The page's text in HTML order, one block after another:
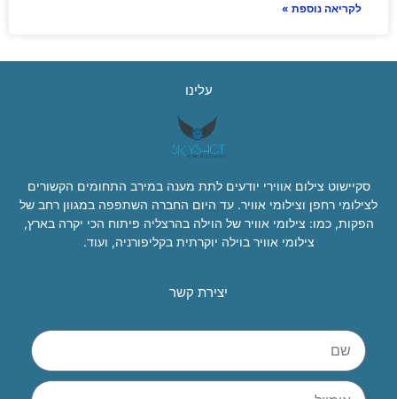
לקריאה נוספת »
עלינו
סקיישוט צילום אווירי יודעים לתת מענה במירב התחומים הקשורים
לצילומי רחפן וצילומי אוויר. עד היום החברה השתפפה במגוון רחב של
הפקות, כמו: צילומי אוויר של הוילה בהרצליה פיתוח הכי יקרה בארץ,
צילומי אוויר בוילה יוקרתית בקליפורניה, ועוד.
יצירת קשר